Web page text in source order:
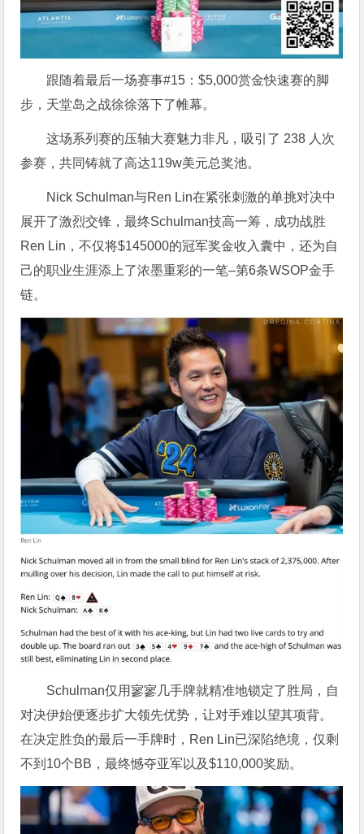
跟随着最后一场赛事#15：$5,000赏金快速赛的脚
步，天堂岛之战徐徐落下了帷幕。
这场系列赛的压轴大赛魅力非凡，吸引了 238 人次
参赛，共同铸就了高达119w美元总奖池。
Nick Schulman与Ren Lin在紧张刺激的单挑对决中
展开了激烈交锋，最终Schulman技高一筹，成功战胜
Ren Lin，不仅将$145000的冠军奖金收入囊中，还为自
己的职业生涯添上了浓墨重彩的一笔–第6条WSOP金手
链。
Schulman仅用寥寥几手牌就精准地锁定了胜局，自
对决伊始便逐步扩大领先优势，让对手难以望其项背。
在决定胜负的最后一手牌时，Ren Lin已深陷绝境，仅剩
不到10个BB，最终憾夺亚军以及$110,000奖励。